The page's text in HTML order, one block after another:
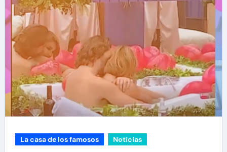
La casa de los famosos Noticias